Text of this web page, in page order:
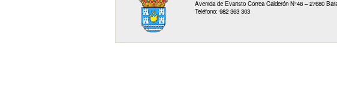
Avenida de Evaristo Correa Calderón N°48 – 27680
Teléfono: 982 363 303